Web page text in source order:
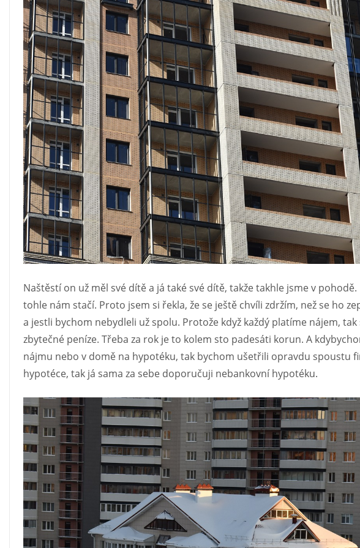
Naštěstí on už měl své dítě a já také své dítě, takže takhle jsme v
tohle nám stačí. Proto jsem si řekla, že se ještě chvíli zdržím, než se ho
a jestli bychom nebydleli už spolu. Protože když každý platíme nájem,
zbytečné peníze. Třeba za rok je to kolem sto padesáti korun. A
nájmu nebo v domě na hypotéku, tak bychom ušetřili opravdu spoustu
hypotéce, tak já sama za sebe doporučuji nebankovní hypotéku.